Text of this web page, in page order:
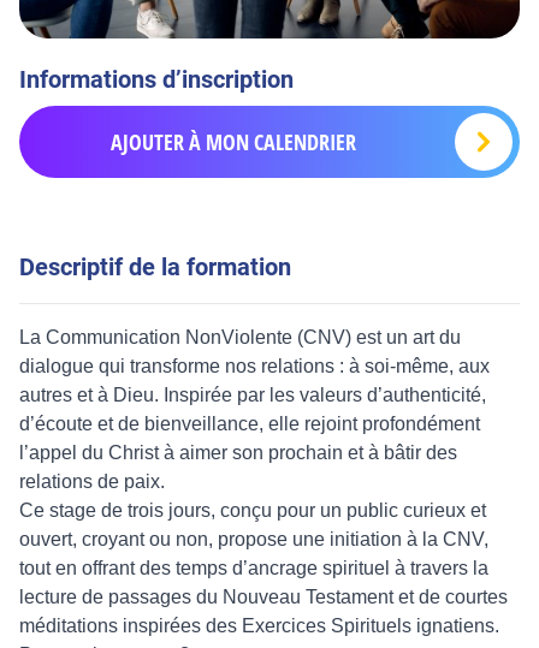
Informations d’inscription
AJOUTER À MON CALENDRIER
Descriptif de la formation
La Communication NonViolente (CNV) est un art du
dialogue qui transforme nos relations : à soi-même, aux
autres et à Dieu. Inspirée par les valeurs d’authenticité,
d’écoute et de bienveillance, elle rejoint profondément
l’appel du Christ à aimer son prochain et à bâtir des
relations de paix.
Ce stage de trois jours, conçu pour un public curieux et
ouvert, croyant ou non, propose une initiation à la CNV,
tout en offrant des temps d’ancrage spirituel à travers la
lecture de passages du Nouveau Testament et de courtes
méditations inspirées des Exercices Spirituels ignatiens.